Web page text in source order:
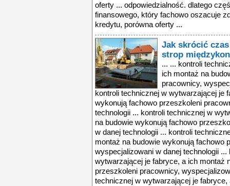
oferty ... odpowiedzialność. dlatego
finansowego, który fachowo oszacuje
kredytu, porówna oferty ...
Jak skrócić
strop
... ... kontroli
ich montaż na
pracownicy,
kontroli technicznej w wytwarzającej je
wykonują fachowo przeszkoleni
technologii ... kontroli technicznej w
na budowie wykonują fachowo
w danej technologii ... kontroli
montaż na budowie wykonują fachowo
wyspecjalizowani w danej technologii
wytwarzającej je fabryce, a ich montaż
przeszkoleni pracownicy,
technicznej w wytwarzającej je